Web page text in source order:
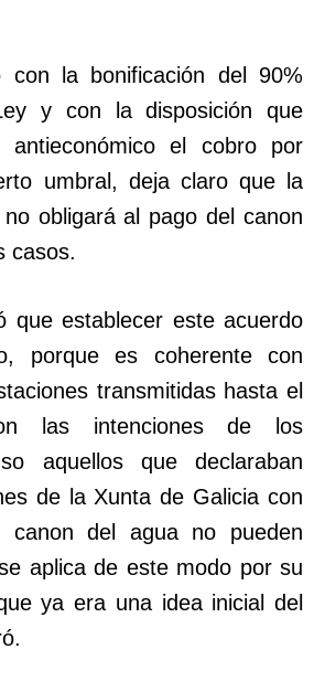
con la bonificación del 90%
y con la disposición que
antieconómico el cobro por
umbral, deja claro que la
obligará al pago del canon
casos.
que establecer este acuerdo
porque es coherente con
transmitidas hasta el
las intenciones de los
aquellos que declaraban
de la Xunta de Galicia con
canon del agua no pueden
aplica de este modo por su
ya era una idea inicial del